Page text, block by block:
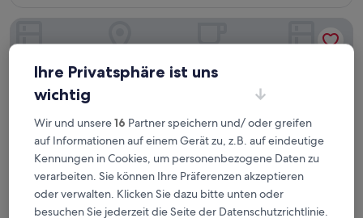
Ihre Privatsphäre ist uns
wichtig
Wir und unsere16 Partner speichern und/ oder greifen
auf Informationen auf einem Gerät zu, z.B. auf eindeutige
Kennungen in Cookies, um personenbezogene Daten zu
verarbeiten. Sie können Ihre Präferenzen akzeptieren
oder verwalten. Klicken Sie dazu bitte unten oder
besuchen Sie jederzeit die Seite der Datenschutzrichtlinie.